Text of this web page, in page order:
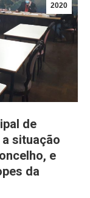
2020
de
situação
e
da